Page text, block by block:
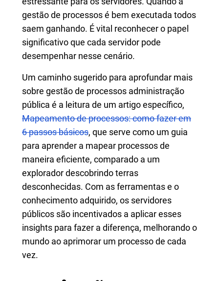
gestão de processos é bem executada todos
saem ganhando. É vital reconhecer o papel
significativo que cada servidor pode
desempenhar nesse cenário.
Um caminho sugerido para aprofundar mais
sobre gestão de processos administração
pública é a leitura de um artigo específico,
Mapeamento de processos: como fazer em
6 passos básicos, que serve como um guia
para aprender a mapear processos de
maneira eficiente, comparado a um
explorador descobrindo terras
desconhecidas. Com as ferramentas e o
conhecimento adquirido, os servidores
públicos são incentivados a aplicar esses
insights para fazer a diferença, melhorando o
mundo ao aprimorar um processo de cada
vez.